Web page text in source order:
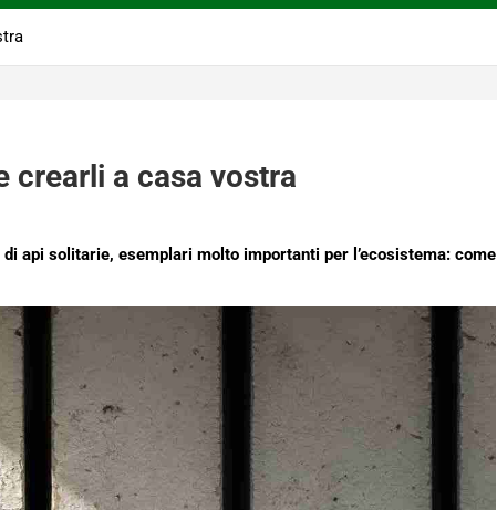
crearli a casa vostra
api solitarie, esemplari molto importanti per l’ecosistema: come